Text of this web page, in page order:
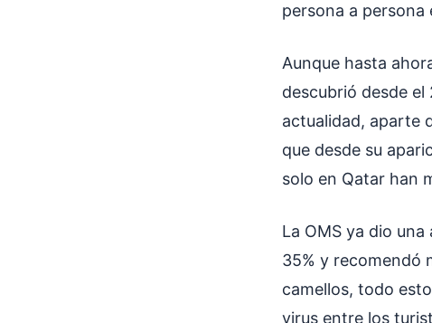
persona a persona
Aunque hasta
descubrió desde el
actualidad, aparte
que desde su
solo en Qatar han
La OMS ya dio
35% y recomendó
camellos, todo
virus entre los